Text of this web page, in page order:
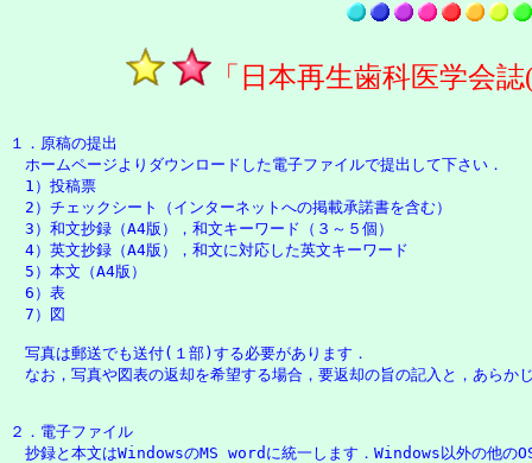
「日本再生歯科医学会
１．原稿の提出
ホームページよりダウンロードした電子ファイルで提出して下さい．
1）投稿票
2）チェックシート（インターネットへの掲載承諾書を含む）
3）和文抄録（A4版），和文キーワード（３～５個）
4）英文抄録（A4版），和文に対応した英文キーワード
5）本文（A4版）
6）表
7）図
写真は郵送でも送付(１部)する必要があります．
なお，写真や図表の返却を希望する場合，要返却の旨の記入と，あらか
２．電子ファイル
抄録と本文はWindowsのMS wordに統一します．Windows以外の他の